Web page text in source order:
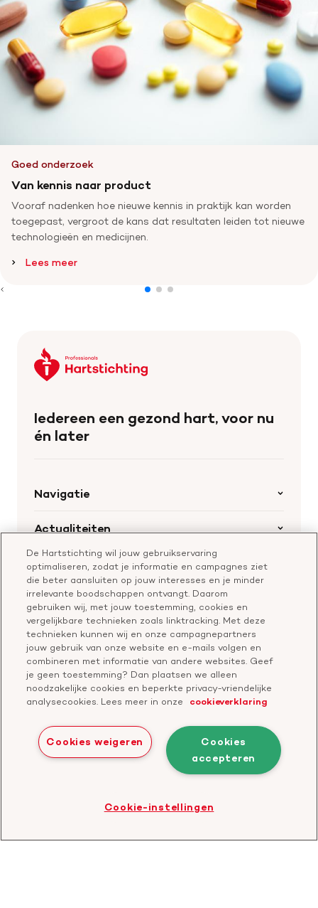
Goed onderzoek
Van kennis naar product
Vooraf nadenken hoe nieuwe kennis in praktijk kan worden
toegepast, vergroot de kans dat resultaten leiden tot nieuwe
technologieën en medicijnen.
Lees meer
Keer
terug
homepage
Iedereen een gezond hart, voor nu
én later
Navigatie
Samenwerking en financiering
Onze missie
Actualiteiten
Nieuws
Nieuwsbrief voor professionals
Hartstichting.nl
Publiekswebsite Hartstichting.nl
Over de Hartstichting
Jaarverslag
Contact
Contactgegevens
Doneer Cavaris
Bezoek
onze
LinkedIn
Privacyverklaring
Bezoek
De Hartstichting wil jouw gebruikservaring
optimaliseren, zodat je informatie en campagnes ziet
die beter aansluiten op jouw interesses en je minder
irrelevante boodschappen ontvangt. Daarom
gebruiken wij, met jouw toestemming, cookies en
vergelijkbare technieken zoals linktracking. Met deze
technieken kunnen wij en onze campagnepartners
jouw gebruik van onze website en e-mails volgen en
combineren met informatie van andere websites. Geef
je geen toestemming? Dan plaatsen we alleen
noodzakelijke cookies en beperkte privacy-vriendelijke
analysecookies. Lees meer in onze
cookieverklaring
Cookies
accepteren
Cookies weigeren
Cookie-instellingen